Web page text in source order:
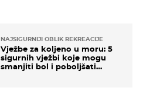
NAJSIGURNIJI OBLIK REKREACIJE
Vježbe za koljeno u moru: 5
sigurnih vježbi koje mogu
smanjiti bol i poboljšati